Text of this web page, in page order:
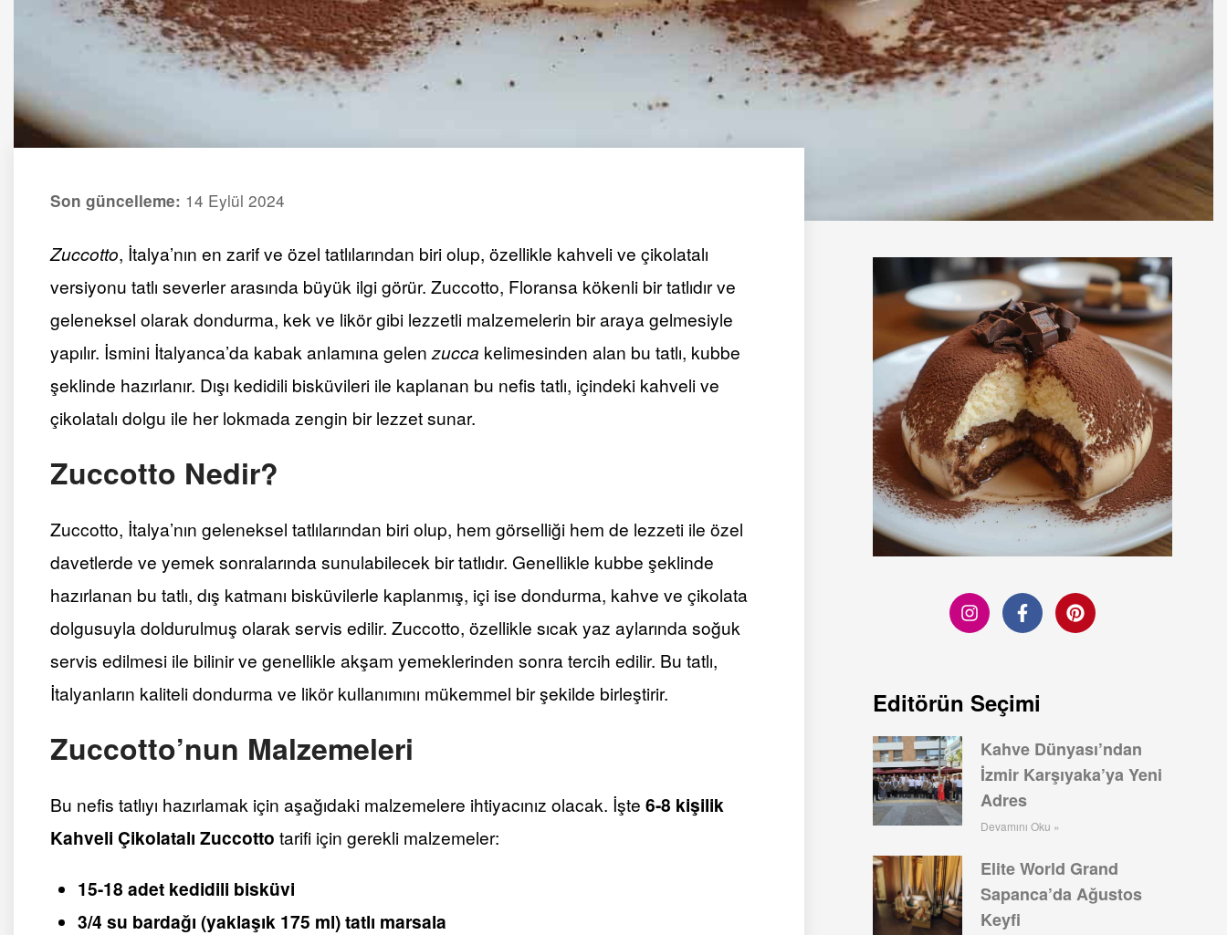
Son güncelleme: 14 Eylül 2024
Zuccotto, İtalya’nın en zarif ve özel tatlılarından biri olup, özellikle kahveli ve çikolatalı
versiyonu tatlı severler arasında büyük ilgi görür. Zuccotto, Floransa kökenli bir tatlıdır ve
geleneksel olarak dondurma, kek ve likör gibi lezzetli malzemelerin bir araya gelmesiyle
yapılır. İsmini İtalyanca’da kabak anlamına gelen zucca kelimesinden alan bu tatlı, kubbe
şeklinde hazırlanır. Dışı kedidili bisküvileri ile kaplanan bu nefis tatlı, içindeki kahveli ve
çikolatalı dolgu ile her lokmada zengin bir lezzet sunar.
Zuccotto Nedir?
Zuccotto, İtalya’nın geleneksel tatlılarından biri olup, hem görselliği hem de lezzeti ile özel
davetlerde ve yemek sonralarında sunulabilecek bir tatlıdır. Genellikle kubbe şeklinde
hazırlanan bu tatlı, dış katmanı bisküvilerle kaplanmış, içi ise dondurma, kahve ve çikolata
dolgusuyla doldurulmuş olarak servis edilir. Zuccotto, özellikle sıcak yaz aylarında soğuk
servis edilmesi ile bilinir ve genellikle akşam yemeklerinden sonra tercih edilir. Bu tatlı,
İtalyanların kaliteli dondurma ve likör kullanımını mükemmel bir şekilde birleştirir.
Zuccotto’nun Malzemeleri
Bu nefis tatlıyı hazırlamak için aşağıdaki malzemelere ihtiyacınız olacak. İşte 6-8 kişilik
Kahveli Çikolatalı Zuccotto tarifi için gerekli malzemeler:
15-18 adet kedidili bisküvi
3/4 su bardağı (yaklaşık 175 ml) tatlı marsala
Editörün Seçimi
Kahve Dünyası’ndan
İzmir Karşıyaka’ya Yeni
Adres
Devamını Oku »
Elite World Grand
Sapanca’da Ağustos
Keyfi